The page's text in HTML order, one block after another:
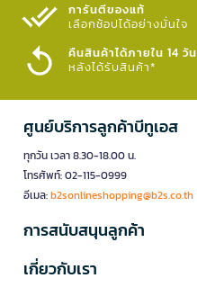
การันตีของแท้
เลือกช้อปได้อย่างมั่นใจ​
คืนสินค้าได้ภายใน 14 วัน
หลังได้รับสินค้า*
ศูนย์บริการลูกค้าบีทูเอส
ทุกวัน เวลา 8.30-18.00 น.
โทรศัพท์: 02-115-0999
อีเมล:b2sonlineshopping@b2s.co.th
การสนับสนุนลูกค้า
เกี่ยวกับเรา